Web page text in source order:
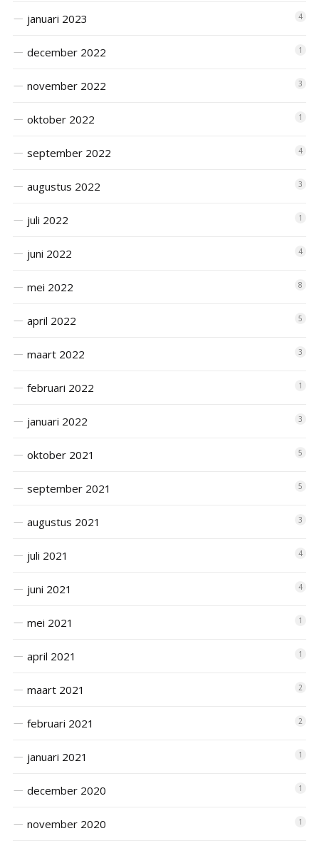
januari 2023 4
december 2022 1
november 2022 3
oktober 2022 1
september 2022 4
augustus 2022 3
juli 2022 1
juni 2022 4
mei 2022 8
april 2022 5
maart 2022 3
februari 2022 1
januari 2022 3
oktober 2021 5
september 2021 5
augustus 2021 3
juli 2021 4
juni 2021 4
mei 2021 1
april 2021 1
maart 2021 2
februari 2021 2
januari 2021 1
december 2020 1
november 2020 1